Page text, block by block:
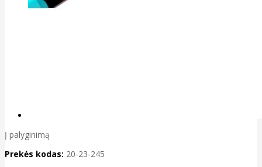
Į palyginimą
Prekės kodas: 20-23-245